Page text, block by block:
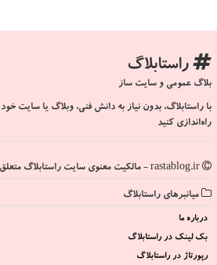
راستابلاگ
بلاگ عمومی و سایت ساز
با راستابلاگ، بدون نیاز به دانش فنی، وبلاگ یا سایت
راه‌اندازی کنید
میانبرهای راستابلاگ
درباره ما
بک لینک در راستابلاگ
رپورتاژ در راستابلاگ